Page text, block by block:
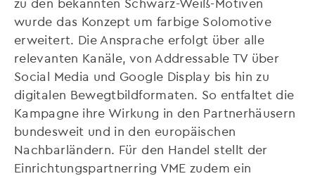
wurde das Konzept um farbige Solomotive
erweitert. Die Ansprache erfolgt über alle
relevanten Kanäle, von Addressable TV über
Social Media und Google Display bis hin zu
digitalen Bewegtbildformaten. So entfaltet die
Kampagne ihre Wirkung in den Partnerhäusern
bundesweit und in den europäischen
Nachbarländern. Für den Handel stellt der
Einrichtungspartnerring VME zudem ein